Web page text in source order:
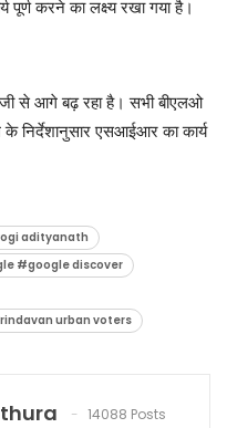
पूर्ण करने का लक्ष्य रखा गया है।
से आगे बढ़ रहा है। सभी बीएलओ
निर्देशानुसार एसआईआर का कार्य
adityanath
#google discover
urban voters
14088 Posts